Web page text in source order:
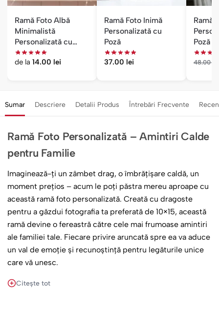
Ramă Foto Albă
Minimalistă
Personalizată cu
Poză
de la 14.00 lei
Ramă Foto Inimă
Personalizată cu
Poză
37.00 lei
Ramă
Poză
48.00
Sumar Descriere Detalii Produs Întrebări Frecvente
Ramă Foto Personalizată – Amintiri Calde
pentru Familie
Imaginează-ți un zâmbet drag, o îmbrățișare caldă, un
moment prețios – acum le poți păstra mereu aproape cu
această ramă foto personalizată. Creată cu dragoste
pentru a găzdui fotografia ta preferată de 10×15, această
ramă devine o fereastră către cele mai frumoase amintiri
ale familiei tale. Fiecare privire aruncată spre ea va aduce
un val de emoție și recunoștință pentru legăturile unice
care vă unesc.
Această ramă este cadoul perfect pentru a celebra o
Citește tot